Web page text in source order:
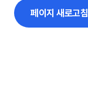
페이지 새로고침